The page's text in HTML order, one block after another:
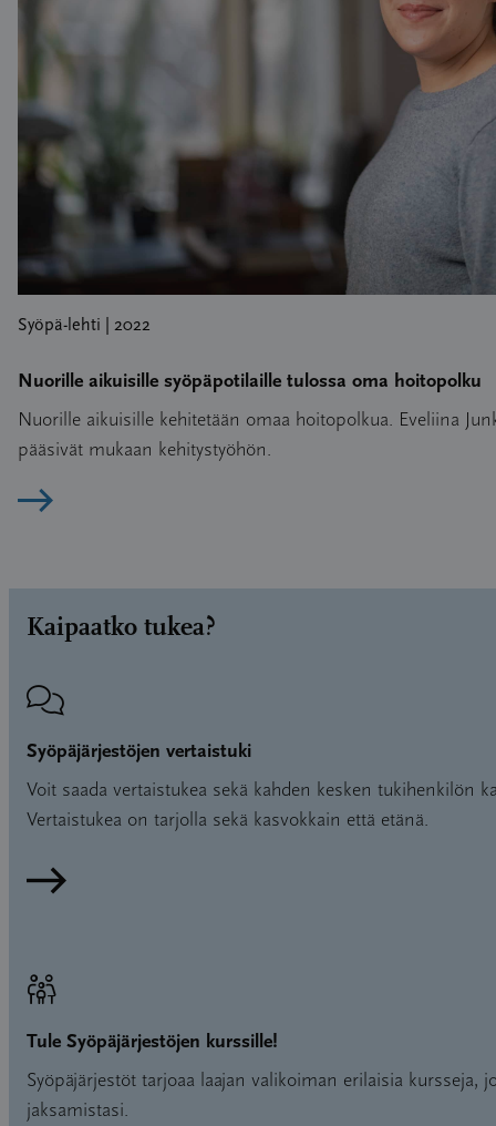
Syöpä-lehti | 2022
Nuorille aikuisille syöpäpotilaille tulossa oma hoitopolku
Nuorille aikuisille kehitetään omaa hoitopolkua. Eveliina
pääsivät mukaan kehitystyöhön.
Lue artikkeli
Kaipaatko tukea?
Syöpäjärjestöjen vertaistuki
Voit saada vertaistukea sekä kahden kesken tukihenkilön
Vertaistukea on tarjolla sekä kasvokkain että etänä.
Lue lisää
Tule Syöpäjärjestöjen kurssille!
Syöpäjärjestöt tarjoaa laajan valikoiman erilaisia kursseja,
jaksamistasi.